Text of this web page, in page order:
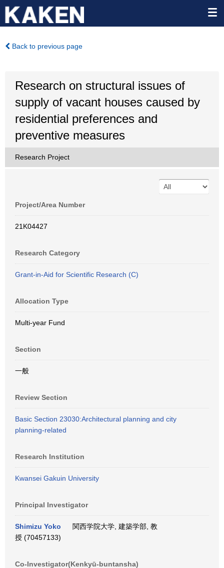
Back to previous page
Research on structural issues of
supply of vacant houses caused by
residential preferences and
preventive measures
Research Project
Project/Area Number
21K04427
Research Category
Grant-in-Aid for Scientific Research (C)
Allocation Type
Multi-year Fund
Section
一般
Review Section
Basic Section 23030:Architectural planning and city
planning-related
Research Institution
Kwansei Gakuin University
Principal Investigator
Shimizu Yoko
関西学院大学, 建築学部, 教
授 (70457133)
Co-Investigator(Kenkyū-buntansha)